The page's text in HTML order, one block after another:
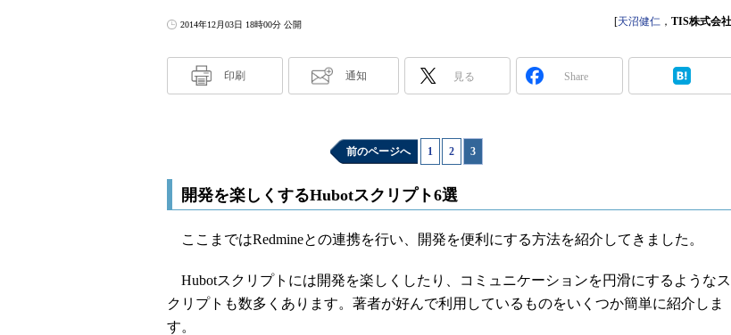
Test &
2014年12月03日 18時00分 公開 [天沼健仁 ， TIS株式会社
印刷 通知 見る Share
前のページへ 1 2 3
開発を楽しくするHubotスクリプト6選
ここまではRedmineとの連携を行い、開発を便利にする方法を紹介してきました。
Hubotスクリプトには開発を楽しくしたり、コミュニケーションを円滑にするようなス
クリプトも数多くあります。著者が好んで利用しているものをいくつか簡単に紹介しま
す。